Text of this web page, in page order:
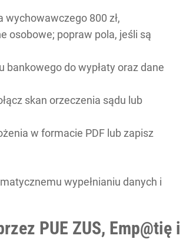
800 zł,
osobowe; popraw pola, jeśli są
do wypłaty oraz dane
skan orzeczenia sądu lub
w formacie PDF lub zapisz
wypełnianiu danych i
PUE ZUS, Emp@tię i